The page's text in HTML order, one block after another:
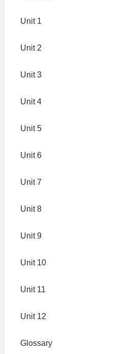
Unit 1
Unit 2
Unit 3
Unit 4
Unit 5
Unit 6
Unit 7
Unit 8
Unit 9
Unit 10
Unit 11
Unit 12
Glossary